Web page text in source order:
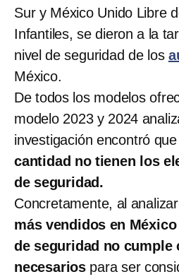
Sur y México Unido Libre
Infantiles, se dieron a la
nivel de seguridad de los
México.
De todos los modelos
modelo 2023 y 2024
investigación encontró que
cantidad no tienen los
de seguridad.
Concretamente, al
más vendidos en México
de seguridad no cumple
necesarios para ser